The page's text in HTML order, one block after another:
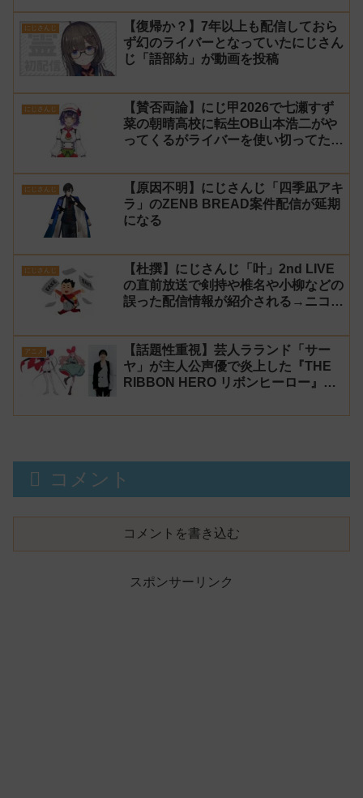
にじさんじ
【復帰か？】7年以上も配信しておら
ず幻のライバーとなっていたにじさん
じ「語部紡」が動画を投稿
にじさんじ
【賛否両論】にじ甲2026で七瀬すず
菜の朝晴高校に転生OB山本浩二がや
ってくるがライバーを使い切ってたの
イバーの転生が可能に
にじさんじ
【原因不明】にじさんじ「四季凪アキ
ラ」のZENB BREAD案件配信が延期
になる
にじさんじ
【杜撰】にじさんじ「叶」2nd LIVE
の直前放送で剣持や椎名や小柳などの
誤った配信情報が紹介される→ニコニ
【生成AI?】
アニメ
【話題性重視】芸人ラランド「サー
ヤ」が主人公声優で炎上した『THE
RIBBON HERO リボンヒーロー』に
ンルン」「でびでび・でびる」が出
コメント
コメントを書き込む
スポンサーリンク